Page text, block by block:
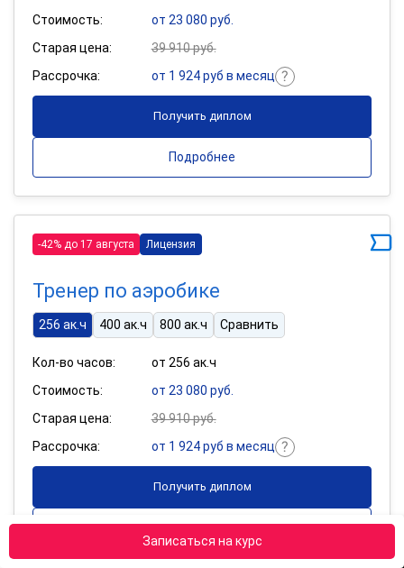
Записаться на курс
Стоимость:
от 23 080 руб.
Старая цена:
39 910 руб.
Рассрочка:
от 1 924 руб в месяц
Получить диплом
Подробнее
-42% до 17 августа Лицензия
Тренер по аэробике
256 ак.ч 400 ак.ч 800 ак.ч Сравнить
Кол-во часов:
от 256 ак.ч
Стоимость:
от 23 080 руб.
Старая цена:
39 910 руб.
Рассрочка:
от 1 924 руб в месяц
Получить диплом
Подробнее